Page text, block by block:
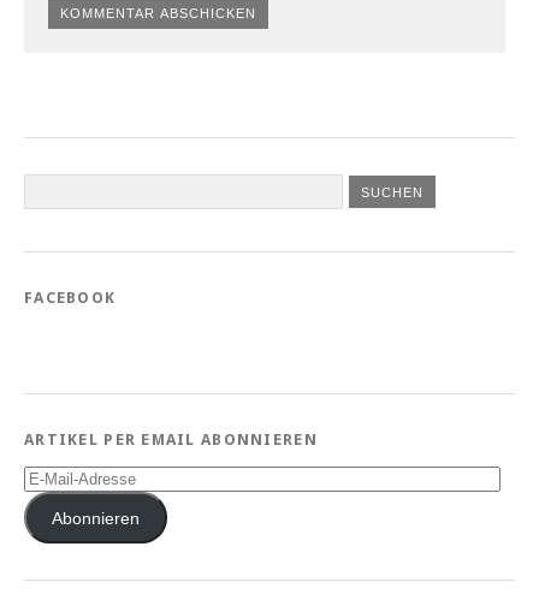
FACEBOOK
ARTIKEL PER EMAIL ABONNIEREN
E-
Mail-
AdresseAbonnieren